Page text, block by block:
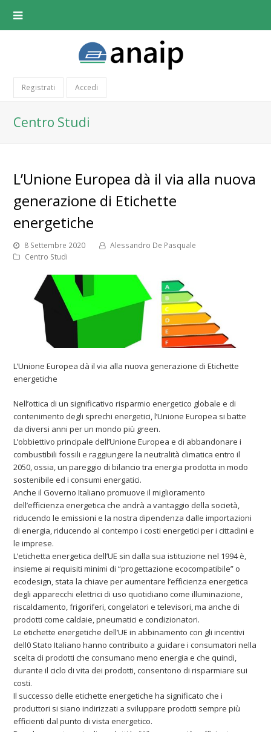
Registrati Accedi
Centro Studi
L’Unione Europea dà il via alla nuova
generazione di Etichette
energetiche
8 Settembre 2020
Alessandro De Pasquale
Centro Studi
L’Unione Europea dà il via alla nuova generazione di Etichette
energetiche
Nell’ottica di un significativo risparmio energetico globale e di
contenimento degli sprechi energetici, l’Unione Europea si batte
da diversi anni per un mondo più green.
L’obbiettivo principale dell’Unione Europea e di abbandonare i
combustibili fossili e raggiungere la neutralità climatica entro il
2050, ossia, un pareggio di bilancio tra energia prodotta in modo
sostenibile ed i consumi energatici.
Anche il Governo Italiano promuove il miglioramento
dell’efficienza energetica che andrà a vantaggio della società,
riducendo le emissioni e la nostra dipendenza dalle importazioni
di energia, riducendo al contempo i costi energetici per i cittadini e
le imprese.
L’etichetta energetica dell’UE sin dalla sua istituzione nel 1994 è,
insieme ai requisiti minimi di “progettazione ecocompatibile” o
ecodesign, stata la chiave per aumentare l’efficienza energetica
degli apparecchi elettrici di uso quotidiano come illuminazione,
riscaldamento, frigoriferi, congelatori e televisori, ma anche di
prodotti come caldaie, pneumatici e condizionatori.
Le etichette energetiche dell’UE in abbinamento con gli incentivi
dell0 Stato Italiano hanno contribuito a guidare i consumatori nella
scelta di prodotti che consumano meno energia e che quindi,
durante il ciclo di vita dei prodotti, consentono di risparmiare sui
costi.
Il successo delle etichette energetiche ha significato che i
produttori si siano indirizzati a sviluppare prodotti sempre più
efficienti dal punto di vista energetico.